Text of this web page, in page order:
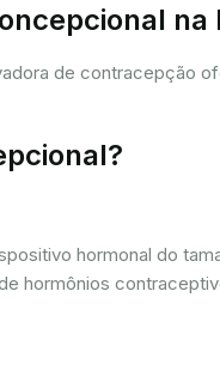
na
de contracepção
hormonal do
hormônios